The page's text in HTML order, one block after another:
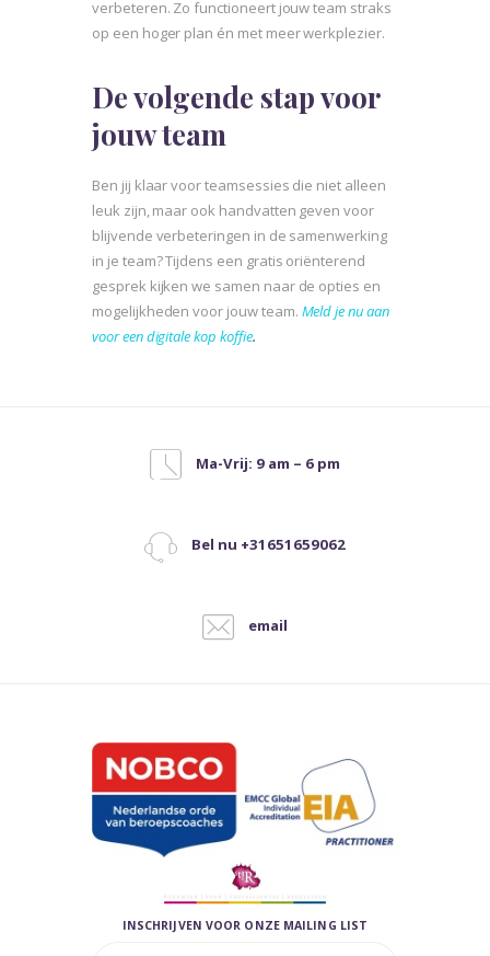
verbeteren. Zo functioneert jouw team straks
op een hoger plan én met meer werkplezier.
De volgende stap voor
jouw team
Ben jij klaar voor teamsessies die niet alleen
leuk zijn, maar ook handvatten geven voor
blijvende verbeteringen in de samenwerking
in je team? Tijdens een gratis oriënterend
gesprek kijken we samen naar de opties en
mogelijkheden voor jouw team. Meld je nu aan
voor een digitale kop koffie.
Ma-Vrij: 9 am – 6 pm
Bel nu +31651659062
email
INSCHRIJVEN VOOR ONZE MAILING LIST